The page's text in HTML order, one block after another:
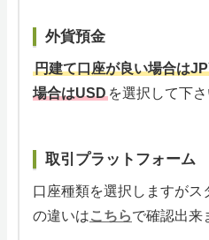
外貨預金
円建て口座が良い場合は
場合はUSD を選択して下さ
取引プラットフォーム
口座種類を選択しますがス
の違いはこちらで確認出来